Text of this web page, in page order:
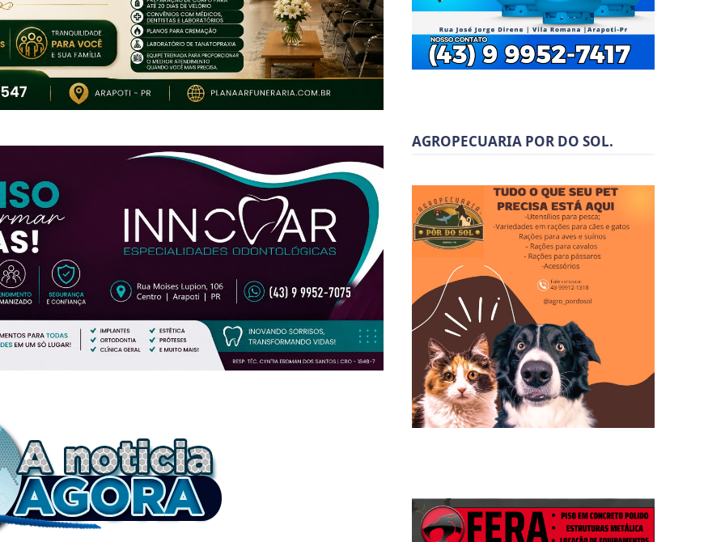
AGROPECUARIA POR DO SOL.